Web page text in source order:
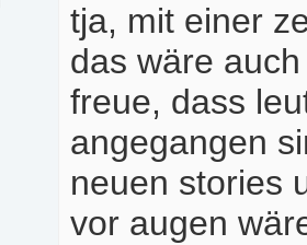
tja, mit einer
das wäre
freue, dass
angegangen
neuen stories
vor augen